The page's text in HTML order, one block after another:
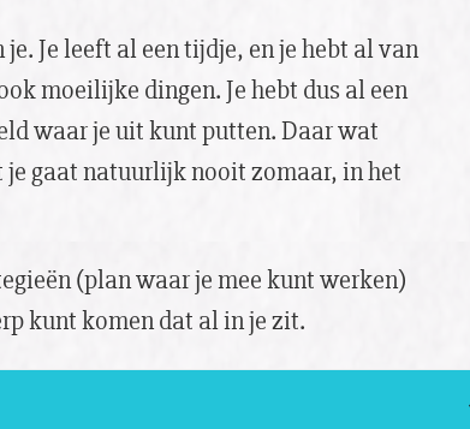
Je leeft al een tijdje, en je hebt al van
moeilijke dingen. Je hebt dus al een
waar je uit kunt putten. Daar wat
gaat natuurlijk nooit zomaar, in het
(plan waar je mee kunt werken)
kunt komen dat al in je zit.